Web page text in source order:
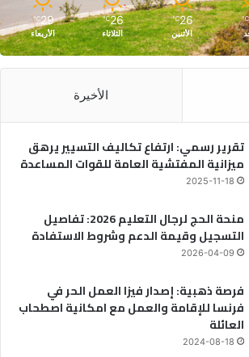
℃
26
℃
الأثنين
26
℃
الثلاثاء
29
℃
الأربعاء
الأخيرة
تقرير رسمي: ارتفاع تكاليف التسيير يرهق
ميزانية المفتشية العامة للقوات المساعدة
2025-11-18
منحة الحج لرجال التعليم 2026: تفاصيل
التسجيل وقيمة الدعم وشروط الاستفادة
2026-04-09
فرصة ذهبية: إصدار فيزا العمل الحر في
فرنسا للإقامة والعمل مع امكانية اصطحاب
العائلة
2024-08-18